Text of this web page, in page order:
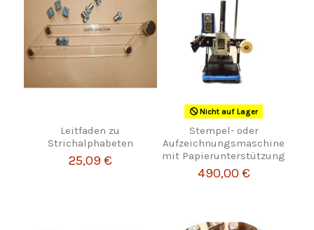
Leitfaden zu
Strichalphabeten
25,09 €
Nicht auf Lager
Stempel- oder
Aufzeichnungsmaschine
mit Papierunterstützung
490,00 €